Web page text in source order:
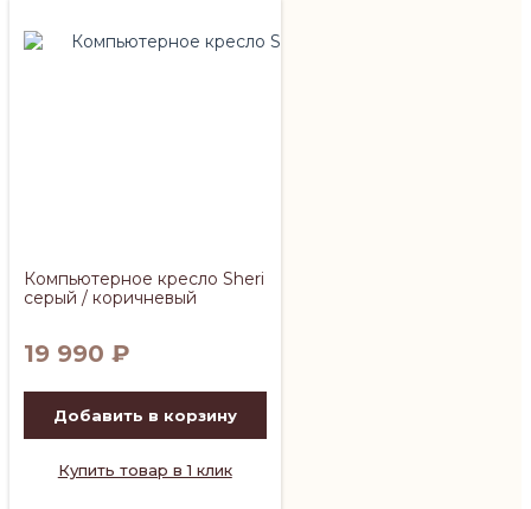
Компьютерное кресло Sheri
серый / коричневый
19 990 ₽
Добавить в корзину
Купить товар в 1 клик